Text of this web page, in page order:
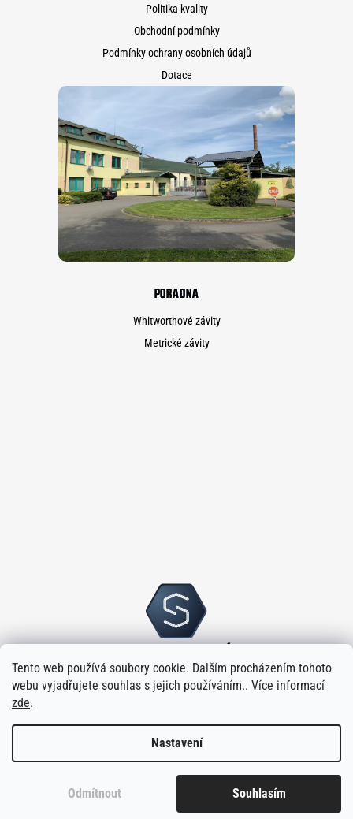
Tento web používá soubory cookie. Dalším procházením tohoto
webu vyjadřujete souhlas s jejich používáním.. Více informací
zde.
Nastavení
Odmítnout Souhlasím
Politika kvality
Obchodní podmínky
Podmínky ochrany osobních údajů
Dotace
PORADNA
Whitworthové závity
Metrické závity
Copyright 2026Sloupský s.r.o. . Všechna práva vyhrazena.